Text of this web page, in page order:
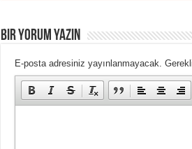
BIR YORUM YAZIN
E-posta adresiniz yayınlanmayacak.